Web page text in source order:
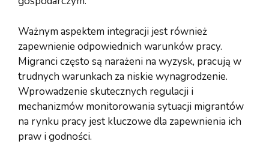
Ważnym aspektem integracji jest również
zapewnienie odpowiednich warunków pracy.
Migranci często są narażeni na wyzysk, pracują w
trudnych warunkach za niskie wynagrodzenie.
Wprowadzenie skutecznych regulacji i
mechanizmów monitorowania sytuacji migrantów
na rynku pracy jest kluczowe dla zapewnienia ich
praw i godności.